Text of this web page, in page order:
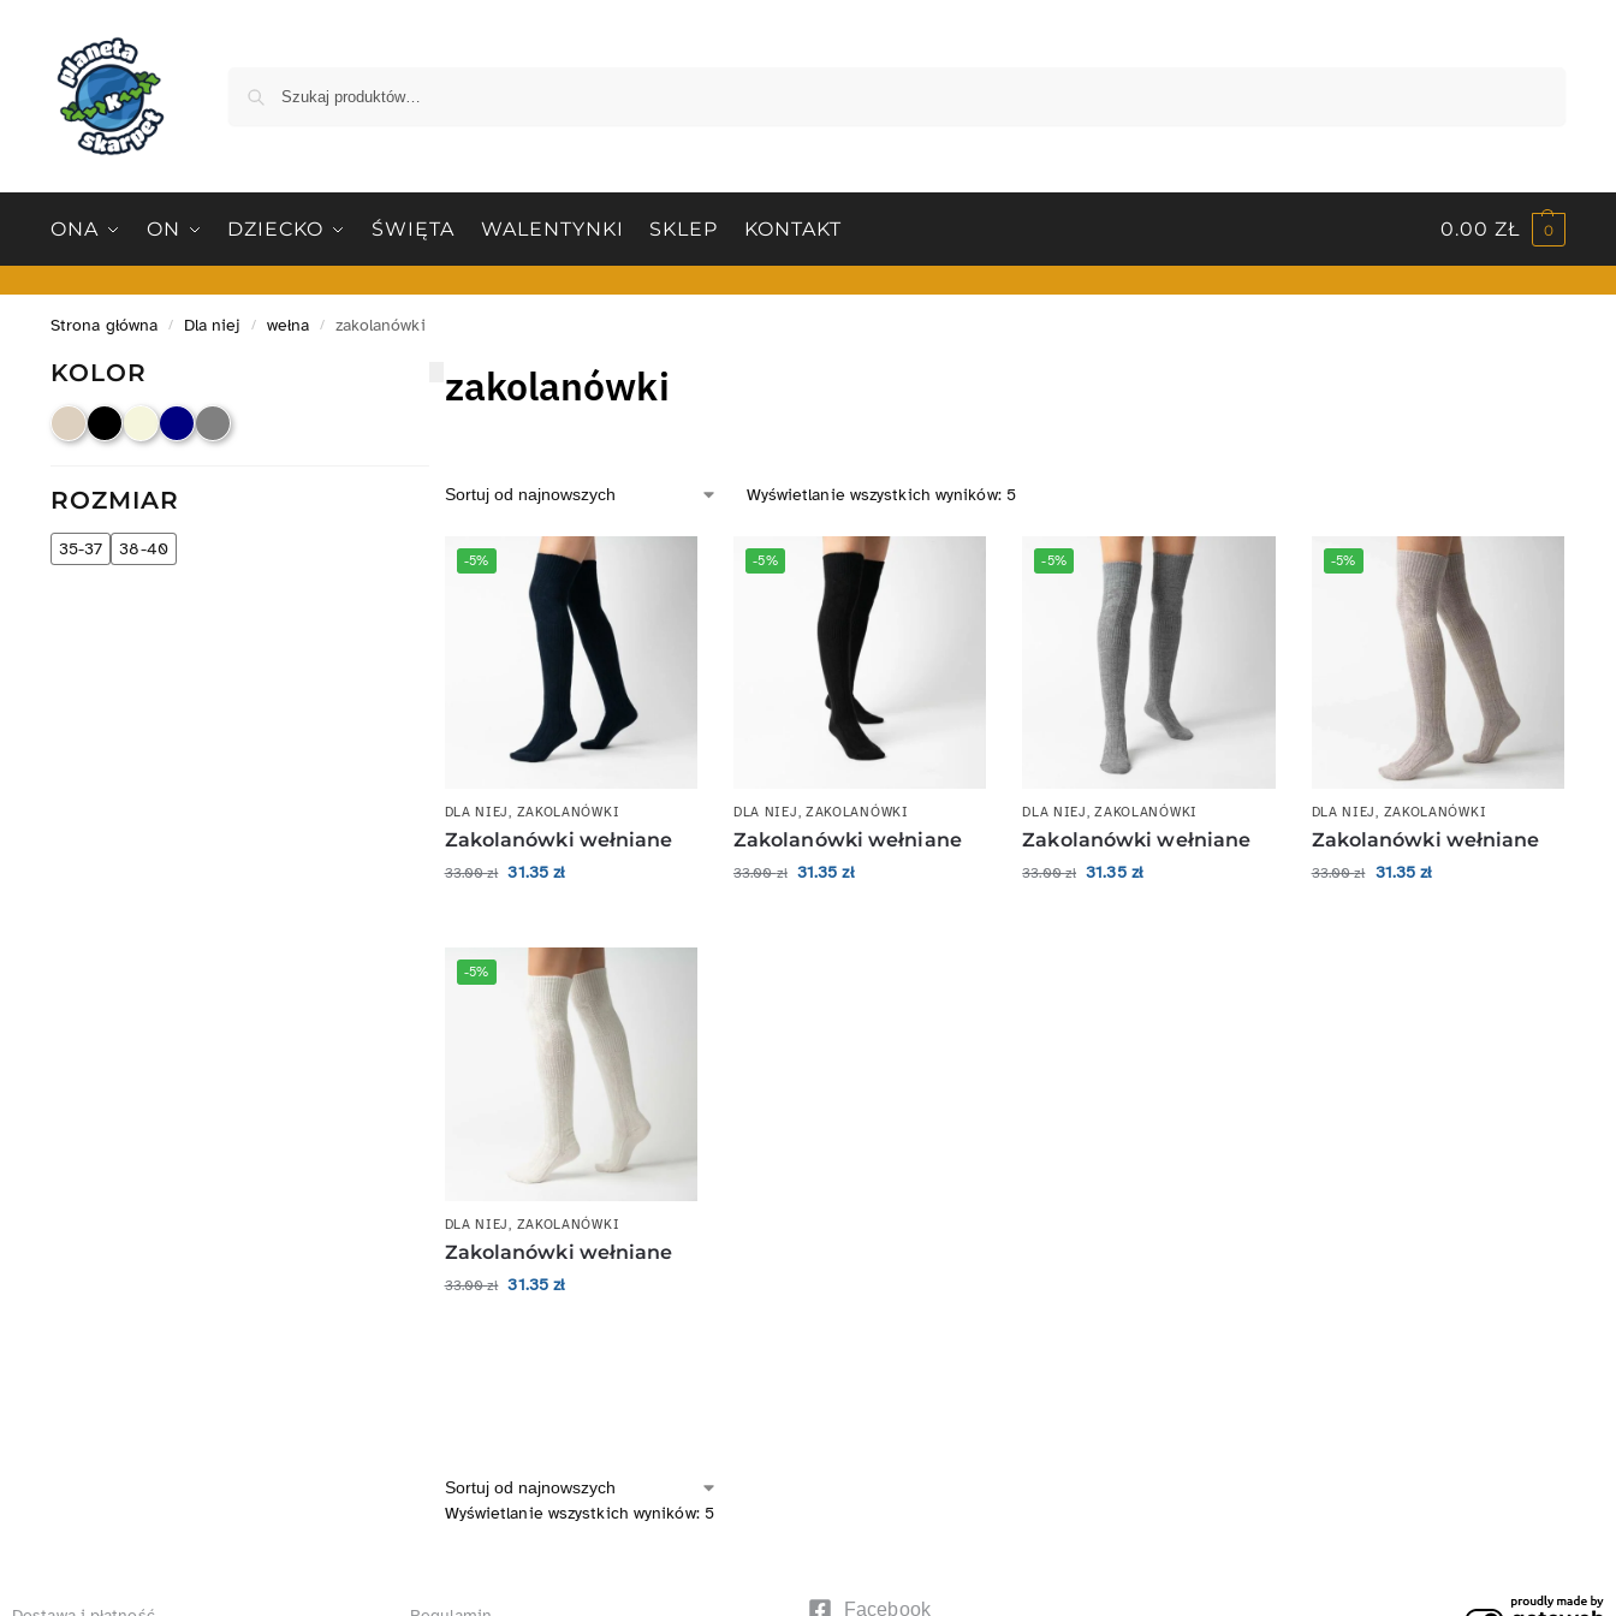
ONA ON DZIECKO ŚWIĘTA WALENTYNKI SKLEP KONTAKT 0.00ZŁ 0
Strona główna / Dla niej / wełna / zakolanówki
zakolanówki
Wyświetlanie wszystkich wyników: 5
-5%
DLA NIEJ, ZAKOLANÓWKI
Zakolanówki wełniane
33.00zł 31.35zł
-5%
DLA NIEJ, ZAKOLANÓWKI
Zakolanówki wełniane
33.00zł 31.35zł
-5%
DLA NIEJ,ZAKOLANÓWKI
Zakolanówki wełniane
33.00zł 31.35 zł
-5%
DLA NIEJ, ZAKOLANÓWKI
Zakolanówki wełniane
33.00zł 31.35zł
-5%
DLA NIEJ, ZAKOLANÓWKI
Zakolanówki wełniane
33.00zł 31.35zł
Wyświetlanie wszystkich wyników: 5
KOLOR
ROZMIAR
35-37 38-40
Facebook